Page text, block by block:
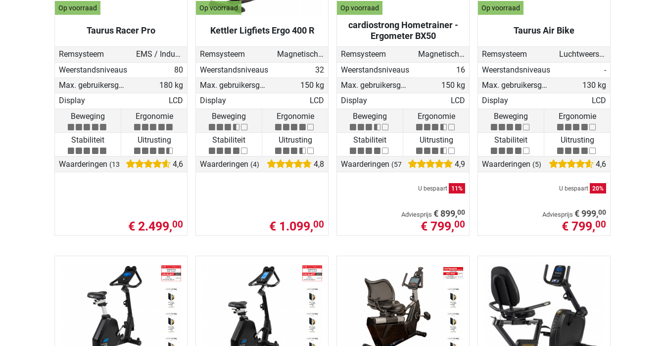
Op voorraad
Taurus Racer Pro
Remsysteem
EMS / Inductierem
Weerstandsniveaus
80
Max. gebruikersgewicht
180 kg
Display
LCD
Beweging
Ergonomie
Stabiliteit Uitrusting
Waarderingen (13) 4,6
€ 2.499,00
Op voorraad
Kettler Ligfiets Ergo 400 R
Remsysteem
Magnetisch - gemotoriseerd
Weerstandsniveaus
32
Max. gebruikersgewicht
150 kg
Display
LCD
Beweging
Ergonomie
Stabiliteit Uitrusting
Waarderingen (4) 4,8
€ 1.099,00
Op voorraad
cardiostrong Hometrainer -
Ergometer BX50
Remsysteem
Magnetisch - gemotoriseerd
Weerstandsniveaus
16
Max. gebruikersgewicht
150 kg
Display
LCD
Beweging
Ergonomie
Stabiliteit Uitrusting
Waarderingen (57) 4,9
U bespaart 11%
Adviesprijs € 899,00
€ 799,00
Op voorraad
Taurus Air Bike
Remsysteem
Luchtweerstand
Weerstandsniveaus
-
Max. gebruikersgewicht
130 kg
Display
LCD
Beweging
Ergonomie
Stabiliteit Uitrusting
Waarderingen (5) 4,6
U bespaart 20%
Adviesprijs € 999,00
€ 799,00